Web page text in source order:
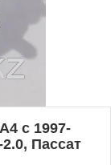
с 1997-
Пассат